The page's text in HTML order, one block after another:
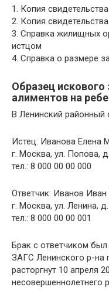
1. Копия
2. Копия
3. Справка жилищных
истцом
4. Справка о размере
Образец искового
алиментов на
В Ленинский районный
Истец: Иванова Елена
г. Москва, ул. Попова,
тел.: 8 000 00 00 000
Ответчик: Иванов
г. Москва, ул. Ленина,
тел.: 8 000 00 00 001
Брак с ответчиком
ЗАГС Ленинского р-на
расторгнут 10 апреля
несовершеннолетнего